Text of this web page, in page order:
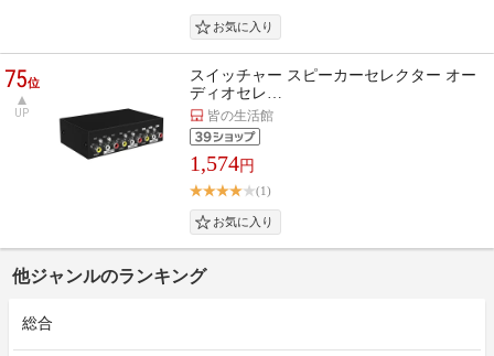
75位
UP
スイッチャー スピーカーセレクター オー
ディオセレ…
皆の生活館
1,574円
(1)
他ジャンルのランキング
総合